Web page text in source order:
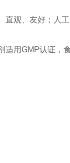
直观、友好；人
适用GMP认证，